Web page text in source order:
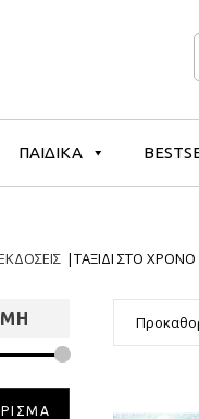
ΠΑΙΔΙΚΑ
|ΤΑΞΙΔΙ ΣΤΟ ΧΡΟΝΟ